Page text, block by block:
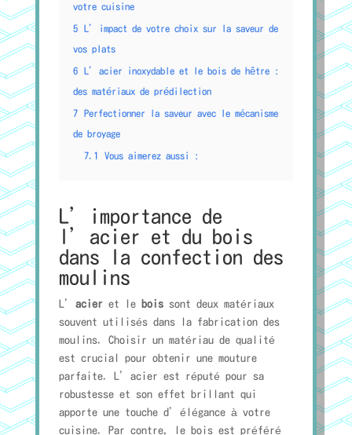
votre cuisine
5
L’impact de votre choix sur la saveur de
vos plats
6
L’acier inoxydable et le bois de hêtre :
des matériaux de prédilection
7
Perfectionner la saveur avec le mécanisme
de broyage
7.1 Vous aimerez aussi :
L’importance de
l’acier et du bois
dans la confection des
moulins
L’ acier et le boissont deux matériaux
souvent utilisés dans la fabrication des
moulins. Choisir un matériau de qualité
est crucial pour obtenir une mouture
parfaite. L’acier est réputé pour sa
robustesse et son effet brillant qui
apporte une touche d’élégance à votre
cuisine. Par contre, le bois est préféré